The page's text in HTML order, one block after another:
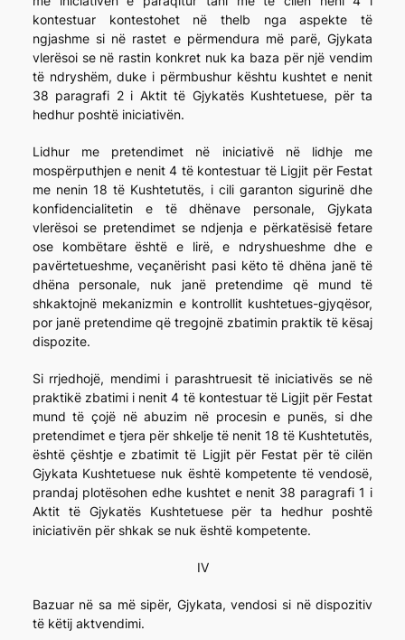
kontestuar kontestohet në thelb nga aspekte të
ngjashme si në rastet e përmendura më parë, Gjykata
vlerësoi se në rastin konkret nuk ka baza për një vendim
të ndryshëm, duke i përmbushur kështu kushtet e nenit
38 paragrafi 2 i Aktit të Gjykatës Kushtetuese, për ta
hedhur poshtë iniciativën.
Lidhur me pretendimet në iniciativë në lidhje me
mospërputhjen e nenit 4 të kontestuar të Ligjit për Festat
me nenin 18 të Kushtetutës, i cili garanton sigurinë dhe
konfidencialitetin e të dhënave personale, Gjykata
vlerësoi se pretendimet se ndjenja e përkatësisë fetare
ose kombëtare është e lirë, e ndryshueshme dhe e
pavërtetueshme, veçanërisht pasi këto të dhëna janë të
dhëna personale, nuk janë pretendime që mund të
shkaktojnë mekanizmin e kontrollit kushtetues-gjyqësor,
por janë pretendime që tregojnë zbatimin praktik të kësaj
dispozite.
Si rrjedhojë, mendimi i parashtruesit të iniciativës se në
praktikë zbatimi i nenit 4 të kontestuar të Ligjit për Festat
mund të çojë në abuzim në procesin e punës, si dhe
pretendimet e tjera për shkelje të nenit 18 të Kushtetutës,
është çështje e zbatimit të Ligjit për Festat për të cilën
Gjykata Kushtetuese nuk është kompetente të vendosë,
prandaj plotësohen edhe kushtet e nenit 38 paragrafi 1 i
Aktit të Gjykatës Kushtetuese për ta hedhur poshtë
iniciativën për shkak se nuk është kompetente.
IV
Bazuar në sa më sipër, Gjykata, vendosi si në dispozitiv
të këtij aktvendimi.